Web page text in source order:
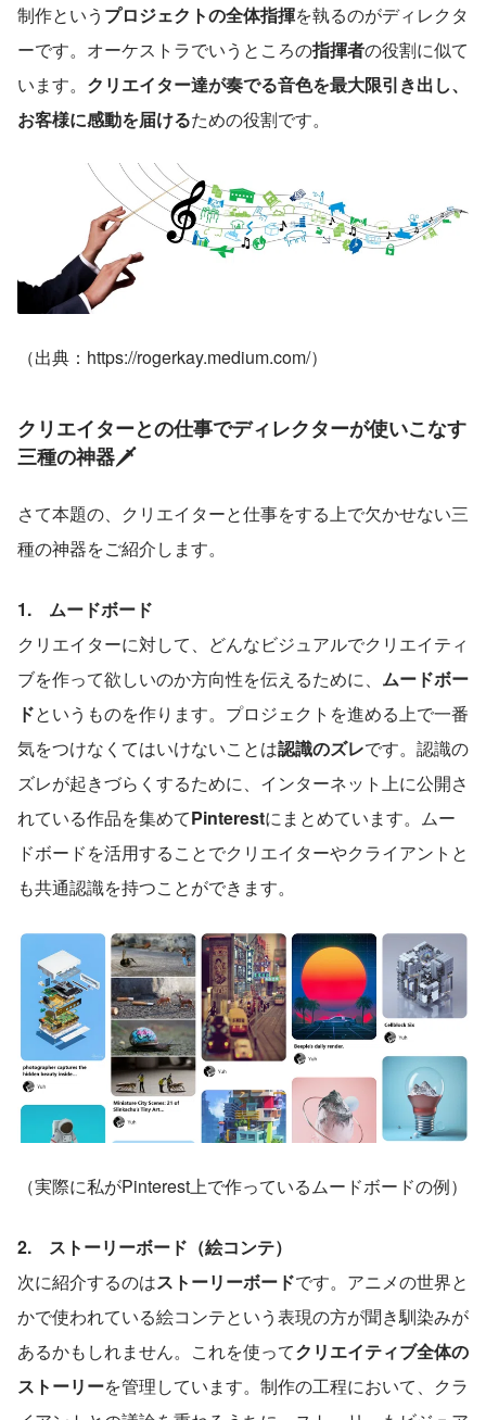
制作という プロジェクトの全体指揮を執るのがディレクタ
ーです。オーケストラでいうところの指揮者の役割に似て
います。 クリエイター達が奏でる音色を最大限引き出し、
お客様に感動を届けるための役割です。
（出典：https://rogerkay.medium.com/）
クリエイターとの仕事でディレクターが使いこなす
三種の神器🗡
さて本題の、クリエイターと仕事をする上で欠かせない三
種の神器をご紹介します。
1.　ムードボード
クリエイターに対して、どんなビジュアルでクリエイティ
ブを作って欲しいのか方向性を伝えるために、 ムードボー
ドというものを作ります。プロジェクトを進める上で一番
気をつけなくてはいけないことは認識のズレです。認識の
ズレが起きづらくするために、インターネット上に公開さ
れている作品を集めてPinterestにまとめています。ムー
ドボードを活用することでクリエイターやクライアントと
も共通認識を持つことができます。
（実際に私がPinterest上で作っているムードボードの例）
2.　ストーリーボード（絵コンテ）
次に紹介するのはストーリーボードです。アニメの世界と
かで使われている絵コンテという表現の方が聞き馴染みが
あるかもしれません。これを使ってクリエイティブ全体の
ストーリーを管理しています。制作の工程において、クラ